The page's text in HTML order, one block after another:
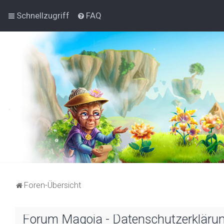
Schnellzugriff FAQ
Foren-Übersicht
Forum Magoia -